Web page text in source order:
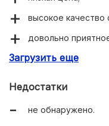
высокое качество
довольно
Загрузить еще
Недостатки
не обнаружено.